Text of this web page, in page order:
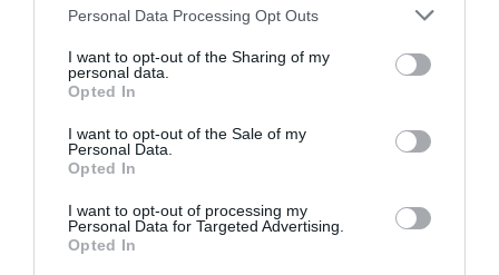
Please note that this website/app uses one or more Google
not limited to your visit or usage behaviour. You may click to
grant or deny consent to Google and its third-party tags to
use your data for below specified purposes in below Google
consent section.
Personal Data Processing Opt Outs
I want to opt-out of the Sharing of my
personal data.
Opted In
I want to opt-out of the Sale of my
Personal Data.
Opted In
I want to opt-out of processing my
Personal Data for Targeted Advertising.
Opted In